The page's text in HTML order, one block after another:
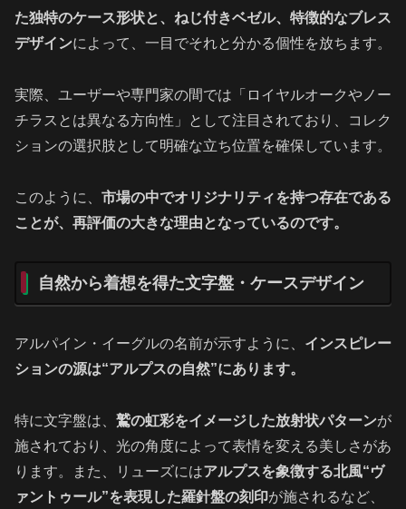
た独特のケース形状と、ねじ付きベゼル、特徴的なブレス
デザインによって、一目でそれと分かる個性を放ちます。
実際、ユーザーや専門家の間では「ロイヤルオークやノー
チラスとは異なる方向性」として注目されており、コレク
ションの選択肢として明確な立ち位置を確保しています。
このように、 市場の中でオリジナリティを持つ存在である
ことが、再評価の大きな理由となっているのです。
自然から着想を得た文字盤・ケースデザイン
アルパイン・イーグルの名前が示すように、 インスピレー
ションの源は“アルプスの自然”にあります。
特に文字盤は、 鷲の虹彩をイメージした放射状パターンが
施されており、光の角度によって表情を変える美しさがあ
ります。また、リューズにはアルプスを象徴する北風“ヴ
ァントゥール”を表現した羅針盤の刻印が施されるなど、